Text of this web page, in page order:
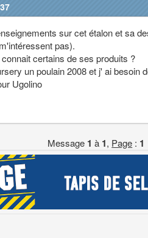
sur cet étalon et sa
pas).
certains de ses produits ?
un poulain 2008 et j' ai besoin
Ugolino
Message 1 à 1, Page : 1